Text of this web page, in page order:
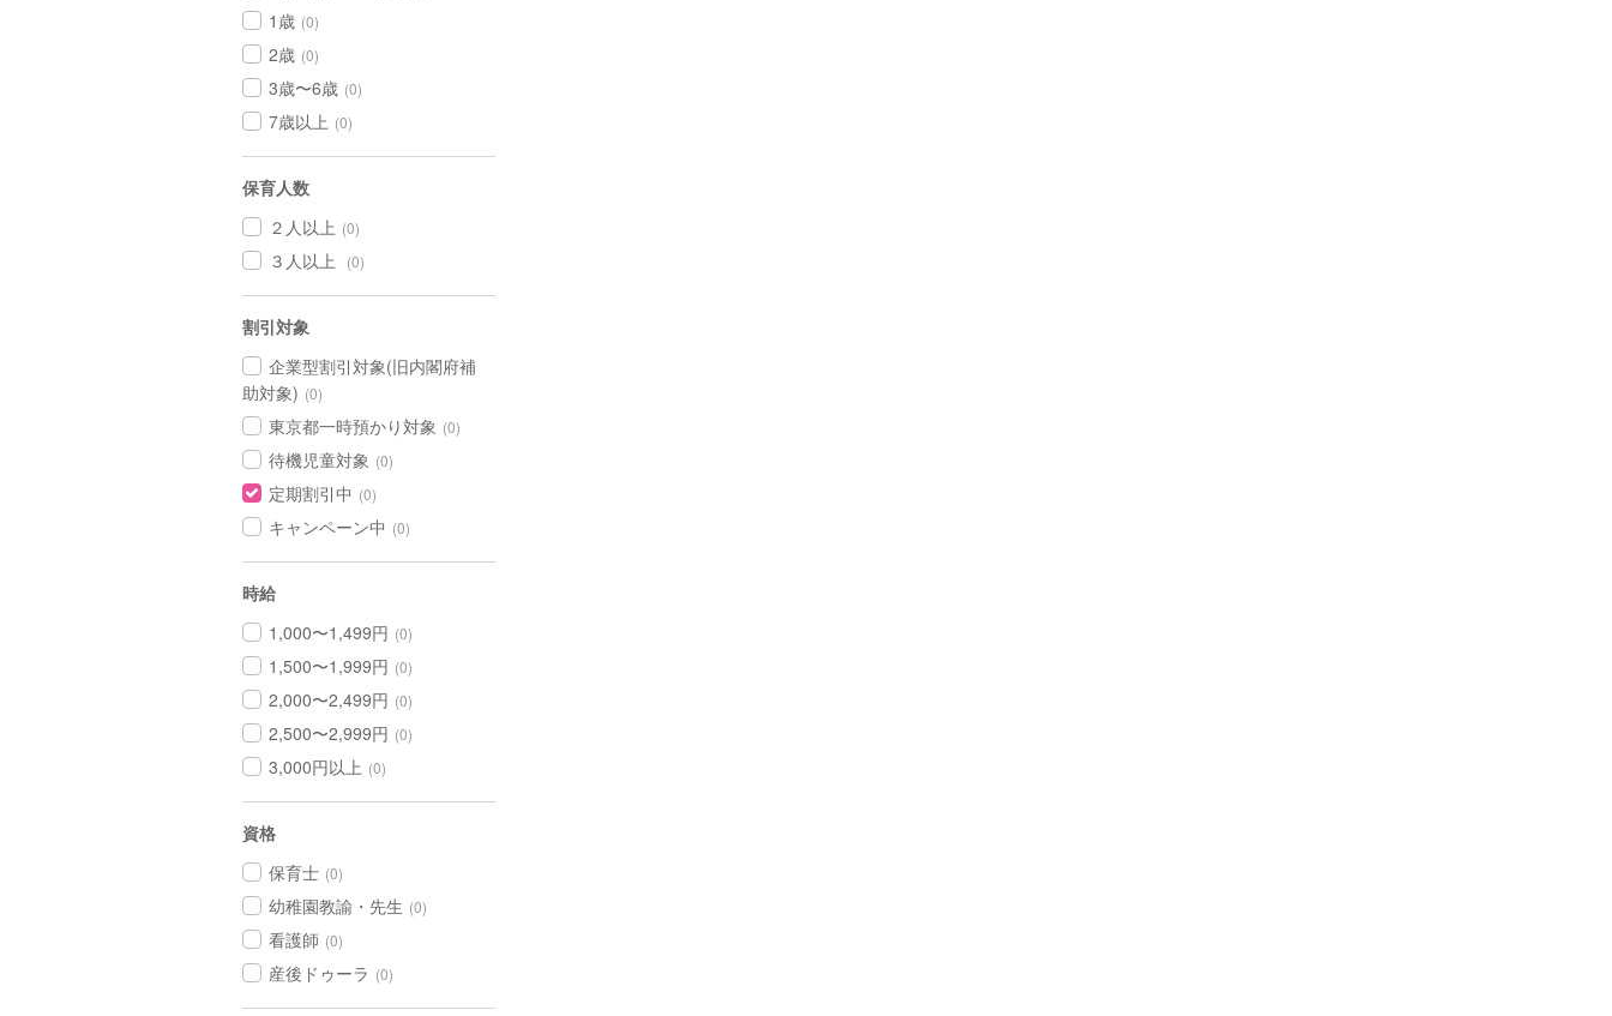
1歳 (0)
2歳 (0)
3歳〜6歳 (0)
7歳以上 (0)
保育人数
２人以上 (0)
３人以上 (0)
割引対象
企業型割引対象(旧内閣府補
助対象) (0)
東京都一時預かり対象 (0)
待機児童対象 (0)
定期割引中 (0)
キャンペーン中 (0)
時給
1,000〜1,499円 (0)
1,500〜1,999円 (0)
2,000〜2,499円 (0)
2,500〜2,999円 (0)
3,000円以上 (0)
資格
保育士 (0)
幼稚園教諭・先生 (0)
看護師 (0)
産後ドゥーラ (0)